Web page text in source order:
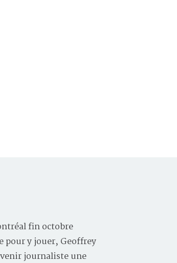
fin octobre
pour y jouer, Geoffrey
journaliste une